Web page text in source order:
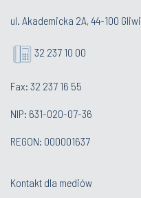
ul. Akademicka 2A, 44-100
32 237 10 00
Fax: 32 237 16 55
NIP: 631-020-07-36
REGON: 000001637
Kontakt dla mediów